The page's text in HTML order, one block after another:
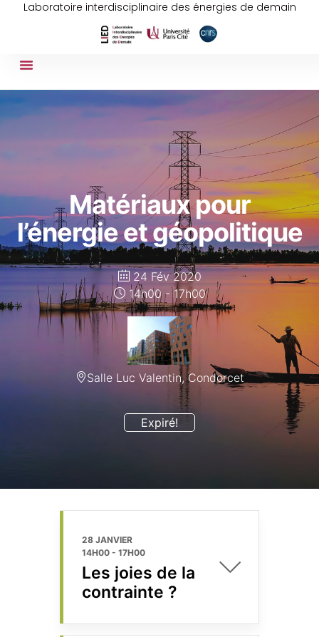
Laboratoire interdisciplinaire des énergies de demain
Matériaux pour
l’énergie et géopolitique
24 Fév 2020
Expiré!
14h00 - 17h00
Salle Luc Valentin, Condorcet
28 JANVIER
14H00 - 17H00
Les joies de la
contrainte ?